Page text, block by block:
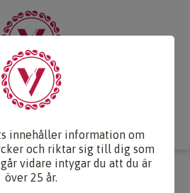
Druvlexikon
TV Om oss
MED
innehåller information om
och riktar sig till dig som
vidare intygar du att du är
över 25 år.